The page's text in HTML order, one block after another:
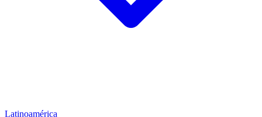
Latinoamérica